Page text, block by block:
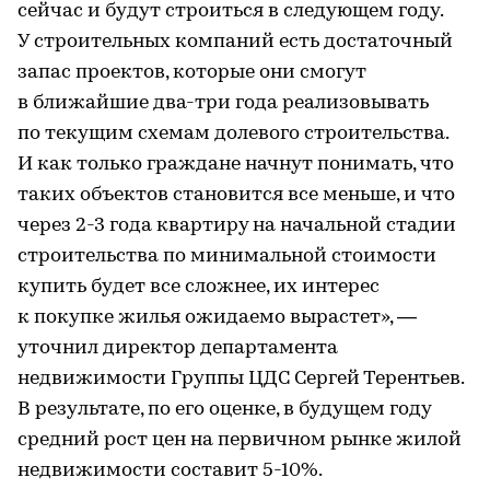
сейчас и будут строиться в следующем году.
У строительных компаний есть достаточный
запас проектов, которые они смогут
в ближайшие два-три года реализовывать
по текущим схемам долевого строительства.
И как только граждане начнут понимать, что
таких объектов становится все меньше, и что
через 2-3 года квартиру на начальной стадии
строительства по минимальной стоимости
купить будет все сложнее, их интерес
к покупке жилья ожидаемо вырастет», —
уточнил директор департамента
недвижимости Группы ЦДС Сергей Терентьев.
В результате, по его оценке, в будущем году
средний рост цен на первичном рынке жилой
недвижимости составит 5-10%.